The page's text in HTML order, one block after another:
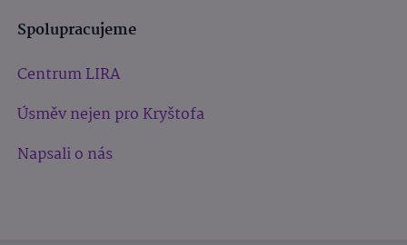
Spolupracujeme
Centrum LIRA
Úsměv nejen pro Kryštofa
Napsali o nás